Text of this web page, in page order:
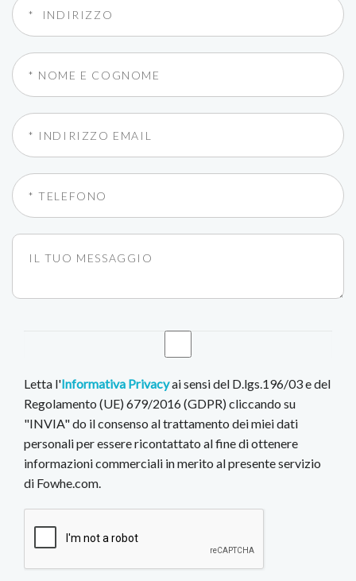
Letta l'Informativa Privacyai sensi del D.lgs.196/03 e del
Regolamento (UE) 679/2016 (GDPR) cliccando su
"INVIA" do il consenso al trattamento dei miei dati
personali per essere ricontattato al fine di ottenere
informazioni commerciali in merito al presente servizio
di Fowhe.com.